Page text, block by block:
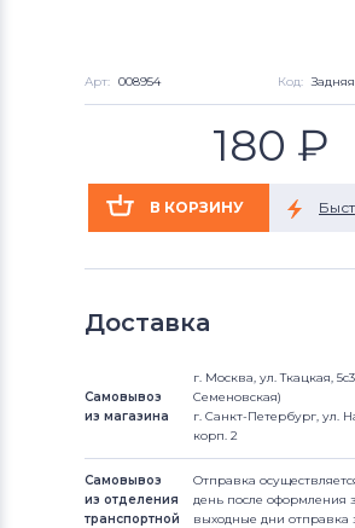
Арт: 008954 Код:
180 ₽
Доставка
Самовывоз
из магазина
г. Москва, ул. Ткацкая,
Семеновская)
г. Санкт-Петербург, ул.
корп. 2
Самовывоз
из отделения
транспортной
Отправка
день после оформления
выходные дни отправка